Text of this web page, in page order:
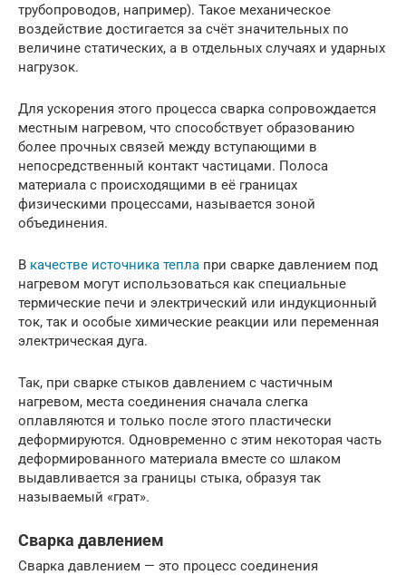
трубопроводов, например). Такое механическое
воздействие достигается за счёт значительных по
величине статических, а в отдельных случаях и ударных
нагрузок.
Для ускорения этого процесса сварка сопровождается
местным нагревом, что способствует образованию
более прочных связей между вступающими в
непосредственный контакт частицами. Полоса
материала с происходящими в её границах
физическими процессами, называется зоной
объединения.
В качестве источника тепла при сварке давлением под
нагревом могут использоваться как специальные
термические печи и электрический или индукционный
ток, так и особые химические реакции или переменная
электрическая дуга.
Так, при сварке стыков давлением с частичным
нагревом, места соединения сначала слегка
оплавляются и только после этого пластически
деформируются. Одновременно с этим некоторая часть
деформированного материала вместе со шлаком
выдавливается за границы стыка, образуя так
называемый «грат».
Сварка давлением
Сварка давлением — это процесс соеди­нения